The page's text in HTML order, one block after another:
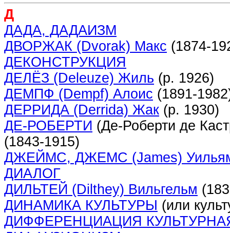
Д
ДАДА, ДАДАИЗМ
ДВОРЖАК (Dvorak) Макс (1874-
ДЕКОНСТРУКЦИЯ
ДЕЛЁЗ (Deleuze) Жиль (р. 1926)
ДЕМПФ (Dеmpf) Алоис (1891-
ДЕРРИДА (Derrida) Жак (р. 1930)
ДЕ-РОБЕРТИ (Де-Роберти де
(1843-1915)
ДЖЕЙМС, ДЖЕМС (James)
ДИАЛОГ
ДИЛЬТЕЙ (Dilthey) Вильгельм
ДИНАМИКА КУЛЬТУРЫ (или
ДИФФЕРЕНЦИАЦИЯ